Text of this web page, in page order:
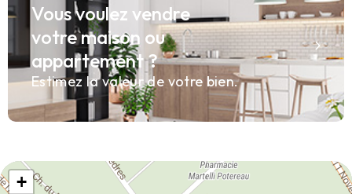
Vous voulez vendre
votre maison ou
appartement ?
Estimez la valeur de votre bien.
+